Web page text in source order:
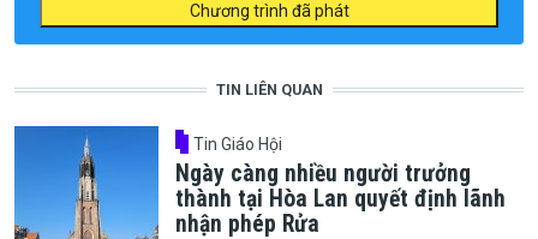
Chương trình đã phát
TIN LIÊN QUAN
Tin Giáo Hội
Ngày càng nhiều người trưởng
thành tại Hòa Lan quyết định lãnh
nhận phép Rửa